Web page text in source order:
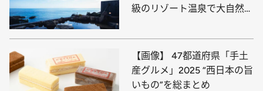
級のリゾート温泉で大自然と
【画像】 47都道府県「手土
産グルメ」2025 “西日本の旨
いもの”を総まとめ